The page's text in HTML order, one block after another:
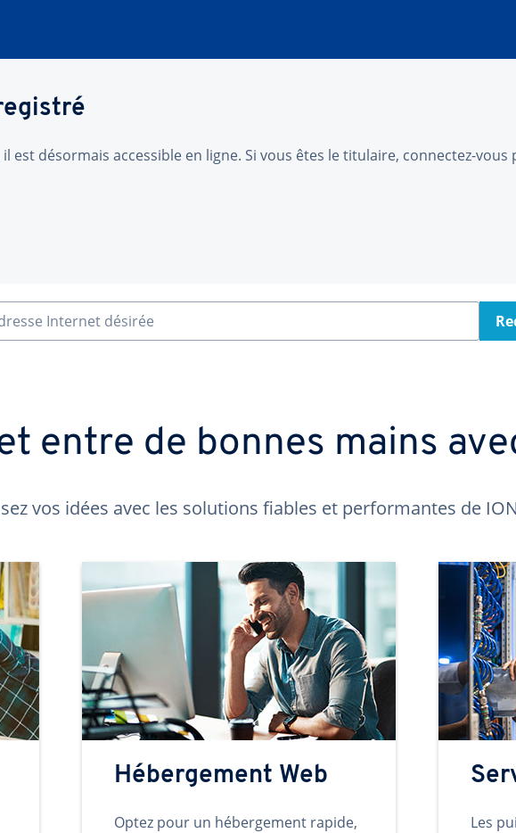
est désormais accessible en ligne. Si vous êtes le titulaire, connectez-vous
Internet désirée
entre de bonnes mains
vos idées avec les solutions fiables et performantes de
Hébergement Web
Optez pour un hébergement rapide,
Les